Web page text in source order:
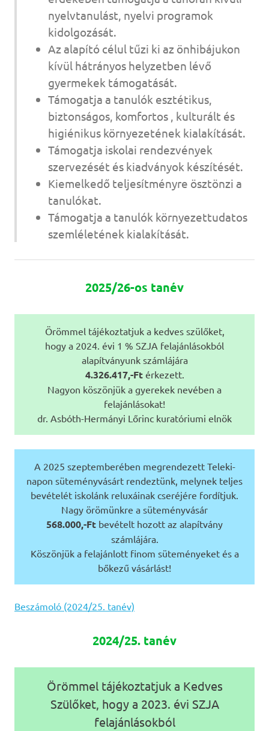
nyelvtanulást, nyelvi programok
kidolgozását.
Az alapító célul tűzi ki az önhibájukon
kívül hátrányos helyzetben lévő
gyermekek támogatását.
Támogatja a tanulók esztétikus,
biztonságos, komfortos , kulturált és
higiénikus környezetének kialakítását.
Támogatja iskolai rendezvények
szervezését és kiadványok készítését.
Kiemelkedő teljesítményre ösztönzi a
tanulókat.
Támogatja a tanulók környezettudatos
szemléletének kialakítását.
2025/26-os tanév
Örömmel tájékoztatjuk a kedves szülőket,
hogy a 2024. évi 1 % SZJA felajánlásokból
alapítványunk számlájára
4.326.417,-Ftérkezett.
Nagyon köszönjük a gyerekek nevében a
felajánlásokat!
dr. Asbóth-Hermányi Lőrinc kuratóriumi elnök
A 2025 szeptemberében megrendezett Teleki-
napon süteményvásárt rendeztünk, melynek teljes
bevételét iskolánk reluxáinak cseréjére fordítjuk.
Nagy örömünkre a süteményvásár
568.000,-Ft bevételt hozott az alapítvány
számlájára.
Köszönjük a felajánlott finom süteményeket és a
bőkezű vásárlást!
Beszámoló (2024/25. tanév)
2024/25. tanév
Örömmel tájékoztatjuk a Kedves
Szülőket, hogy a 2023. évi SZJA
felajánlásokból